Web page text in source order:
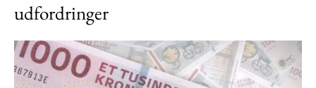
100DKK
Etiam est nibh, lobortis sit
udfordringer